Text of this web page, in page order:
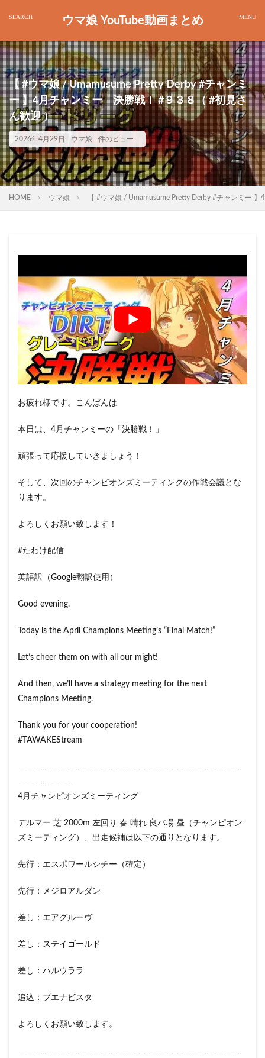
ウマ娘 YouTube動画まとめ
【 #ウマ娘 / Umamusume Pretty Derby #チャンミ
ー 】4月チャンミー 決勝戦！ #９３８（ #初見さ
ん歓迎 ）
2026年4月29日 ウマ娘 件のビュー
HOME ウマ娘 【 #ウマ娘 / Umamusume Pretty Derby #チャンミー
お疲れ様です。こんばんは
本日は、4月チャンミーの「決勝戦！」
頑張って応援していきましょう！
そして、次回のチャンピオンズミーティングの作戦会議とな
ります。
よろしくお願い致します！
#たわけ配信
英語訳（Google翻訳使用）
Good evening.
Today is the April Champions Meeting’s “Final Match!”
Let’s cheer them on with all our might!
And then, we’ll have a strategy meeting for the next
Champions Meeting.
Thank you for your cooperation!
#TAWAKEStream
4月チャンピオンズミーティング
デルマー 芝 2000m 左回り 春 晴れ 良バ場 昼（チャンピオン
ズミーティング）、出走候補は以下の通りとなります。
先行：エスポワールシチー（確定）
先行：メジロアルダン
差し：エアグルーヴ
差し：ステイゴールド
差し：ハルウララ
追込：ブエナビスタ
よろしくお願い致します。